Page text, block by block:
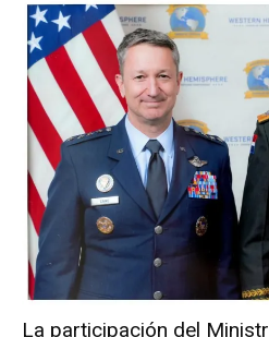
La participación del